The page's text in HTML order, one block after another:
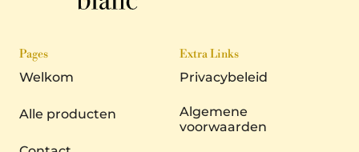
Pages
Welkom
Alle producten
Extra Links
Privacybeleid
Algemene
voorwaarden